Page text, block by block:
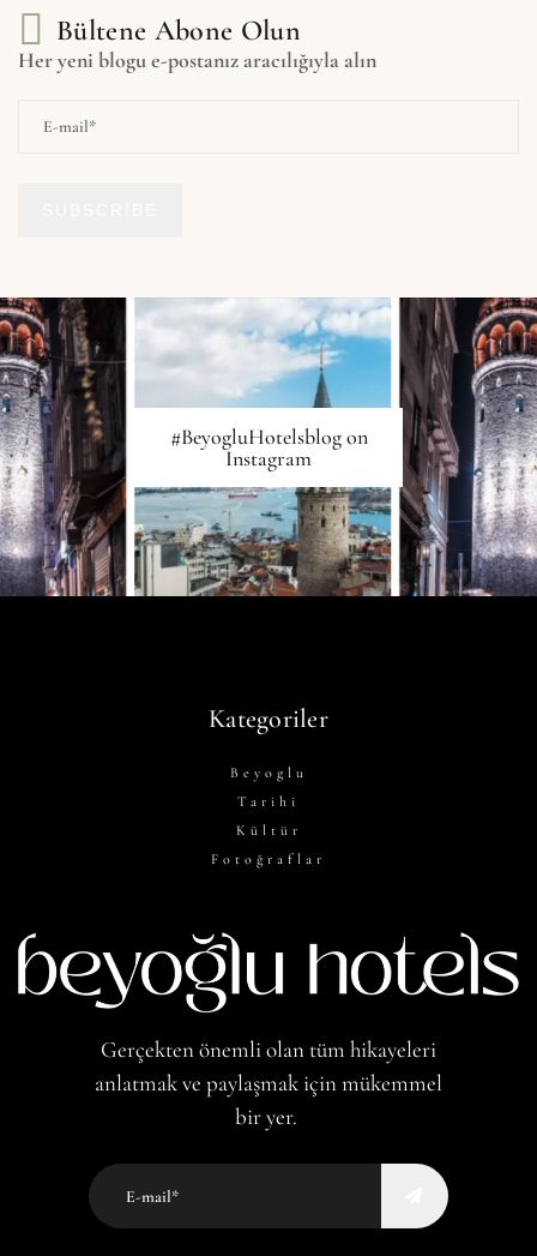
Bültene Abone Olun
Her yeni blogu e-postanız aracılığıyla alın
#BeyogluHotelsblog on
Instagram
Kategoriler
Beyoglu
Tarihi
Kültür
Fotoğraflar
Gerçekten önemli olan tüm hikayeleri
anlatmak ve paylaşmak için mükemmel
bir yer.